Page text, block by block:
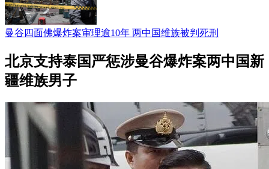
曼谷四面佛爆炸案审理逾10年 两中国维族被判死刑
北京支持泰国严惩涉曼谷爆炸案两中国新
疆维族男子